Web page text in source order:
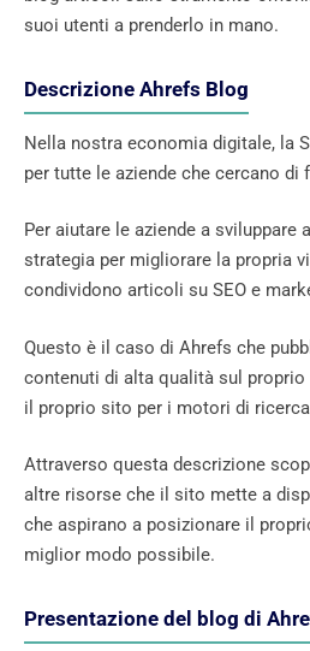
suoi utenti a prenderlo in mano.
Descrizione Ahrefs Blog
Nella nostra economia digitale, la
per tutte le aziende che cercano di
Per aiutare le aziende a sviluppare
strategia per migliorare la propria
condividono articoli su SEO e
Questo è il caso di Ahrefs che
contenuti di alta qualità sul
il proprio sito per i motori di
Attraverso questa descrizione
altre risorse che il sito mette a
che aspirano a posizionare il
miglior modo possibile.
Presentazione del blog di